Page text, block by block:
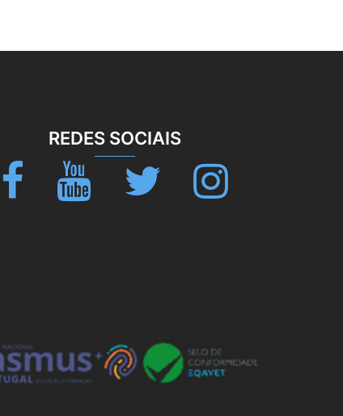
REDES SOCIAIS
Facebook Youtube Twitter